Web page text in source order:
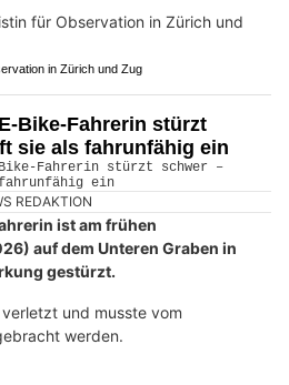
in Zürich und Zug
Bike-Fahrerin stürzt
sie als fahrunfähig ein
REDAKTION
ist am frühen
auf dem Unteren Graben in
gestürzt.
und musste vom
werden.